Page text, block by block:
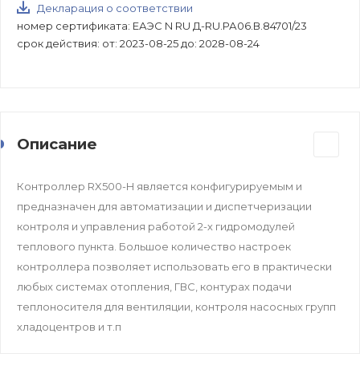
Декларация о соответствии
номер сертификата: ЕАЭС N RU Д-RU.РА06.В.84701/23
срок действия: от: 2023-08-25 до: 2028-08-24
Описание
Контроллер RX500-H является конфигурируемым и
предназначен для автоматизации и диспетчеризации
контроля и управления работой 2-х гидромодулей
теплового пункта. Большое количество настроек
контроллера позволяет использовать его в практически
любых системах отопления, ГВС, контурах подачи
теплоносителя для вентиляции, контроля насосных групп
хладоцентров и т.п